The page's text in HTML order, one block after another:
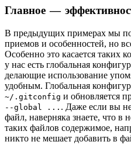
Главное —
В предыдущих примерах мы
приемов и особенностей, но
Особенно это касается таких
у нас есть глобальная
делающие использование
удобным. Глобальная
~/.gitconfig и обновляется
--global ... . Даже если вы
файл, наверняка знаете, что в
таких файлов содержимое,
никто не мешает добавить в